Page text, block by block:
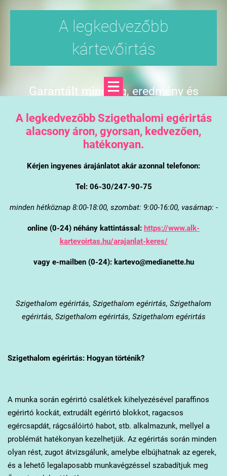
A legkedvezőbb
kártevőirtás
Garantált minőség, eredmény és
A legkedvezőbb Szigethalomi egérirtás
alacsony áron, gyorsan, kedvezően,
hatékonyan.
Kérjen ingyenes árajánlatot akár azonnal telefonon:
Tel: 06-30/247-90-75
minden hétköznap 8:00-18:00, szombat: 9:00-16:00, vasárnap: -
online (0-24) néhány kattintással: https://www.alk-
kartevoirtas.hu/arajanlat-keres/
vagy e-mailben (0-24): kartevo@medianette.hu
Szigethalom egérirtás, Szigethalom egérirtás, Szigethalom
egérirtás, Szigethalom egérirtás, Szigethalom egérirtás
Szigethalomegérirtás: Hogyan történik?
A munka során egérirtó csalétkek kihelyezésével paraffinos
egérirtó kockát, extrudált egérirtó blokkot, ragacsos
egércsapdát, rágcsálóirtó habot, stb. alkalmazunk, mellyel a
problémát hatékonyan kezelhetjük. Az egérirtás során minden
olyan rést, zugot átvizsgálunk, amelybe elbújhatnak az egerek,
és a lehető legalaposabb munkavégzéssel szabadítjuk meg